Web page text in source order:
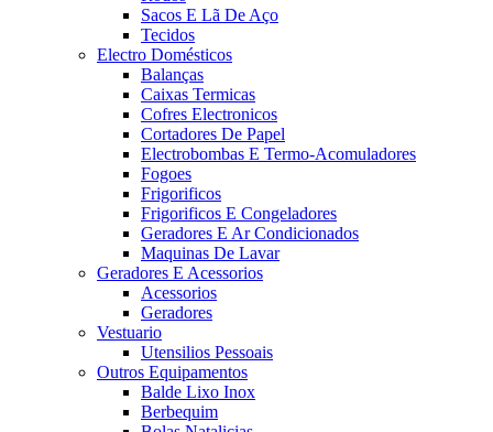
Sacos E Lã De Aço
Tecidos
Electro Domésticos
Balanças
Caixas Termicas
Cofres Electronicos
Cortadores De Papel
Electrobombas E Termo-Acomuladores
Fogoes
Frigorificos
Frigorificos E Congeladores
Geradores E Ar Condicionados
Maquinas De Lavar
Geradores E Acessorios
Acessorios
Geradores
Vestuario
Utensilios Pessoais
Outros Equipamentos
Balde Lixo Inox
Berbequim